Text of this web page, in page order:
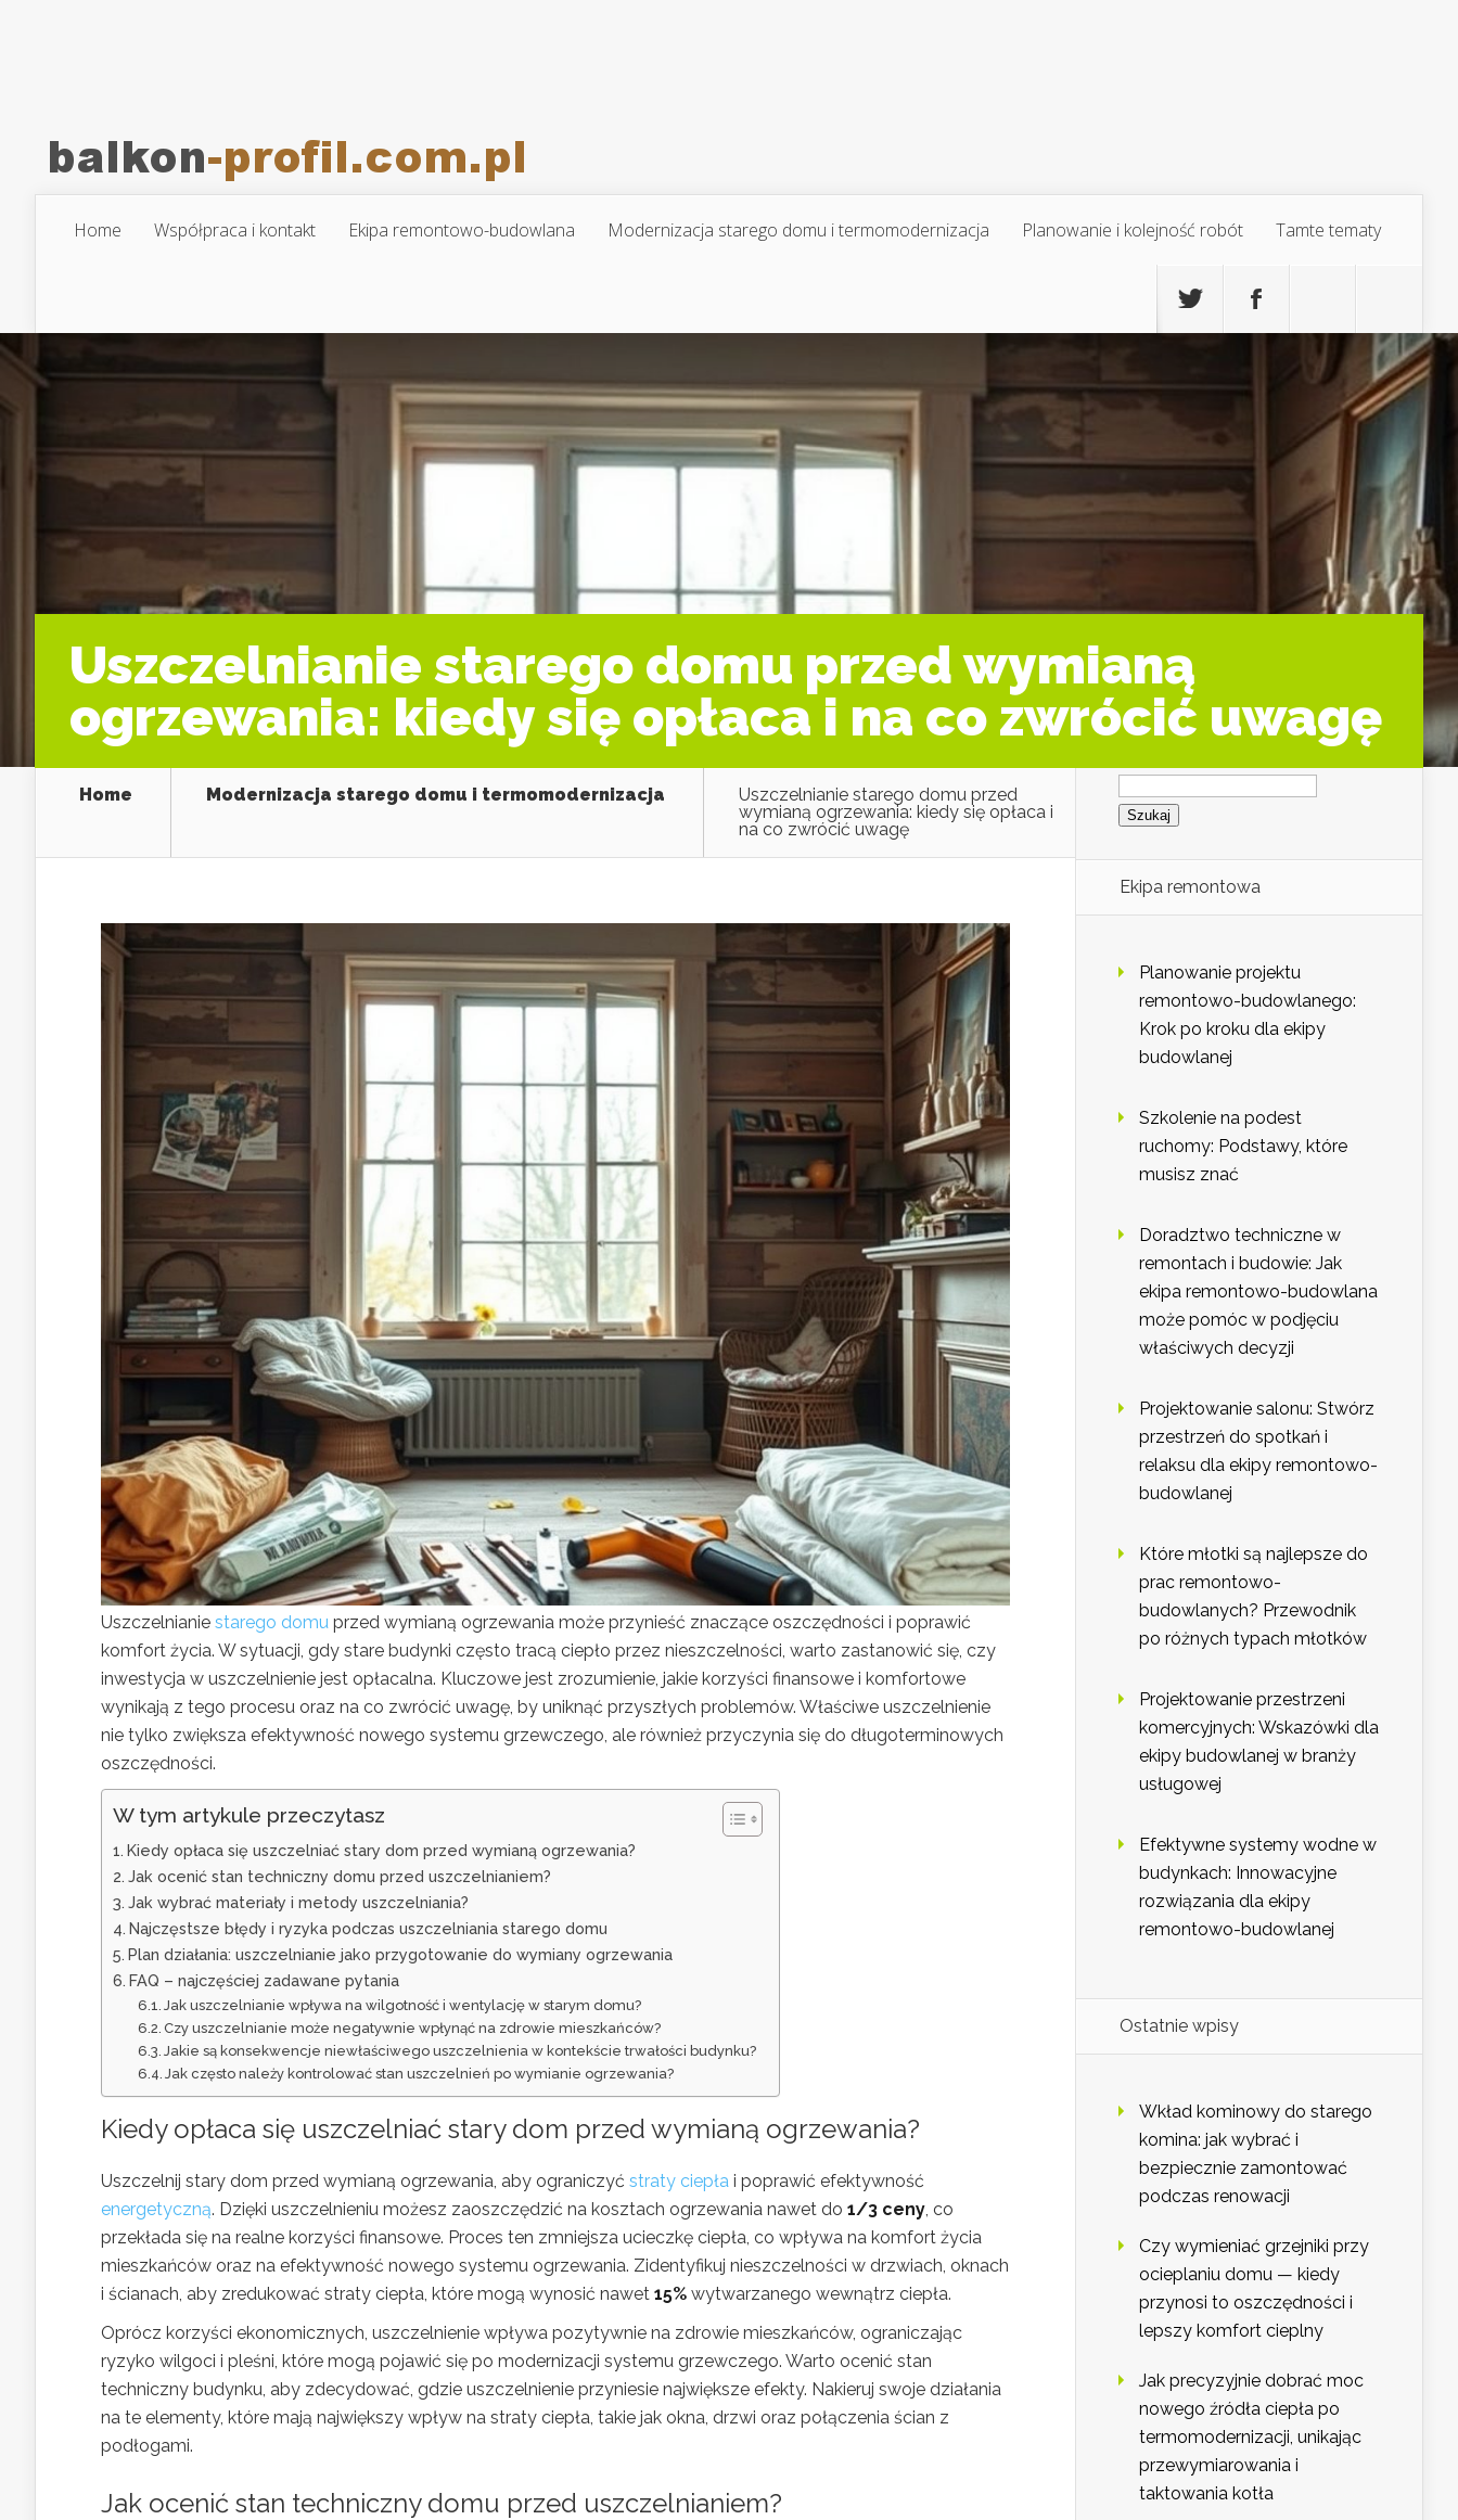
Home Współpraca i kontakt Ekipa remontowo-budowlana Modernizacja starego domu i termomodernizacja Planowanie i kolejność robót Tamte tematy
Uszczelnianie starego domu przed wymianą
ogrzewania: kiedy się opłaca i na co zwrócić uwagę
Home Modernizacja starego domu i termomodernizacja
Uszczelnianie starego domu przed
wymianą ogrzewania: kiedy się opłaca i
na co zwrócić uwagę
Uszczelnianie starego domu przed wymianą ogrzewania może przynieść znaczące oszczędności i poprawić
komfort życia. W sytuacji, gdy stare budynki często tracą ciepło przez nieszczelności, warto zastanowić się, czy
inwestycja w uszczelnienie jest opłacalna. Kluczowe jest zrozumienie, jakie korzyści finansowe i komfortowe
wynikają z tego procesu oraz na co zwrócić uwagę, by uniknąć przyszłych problemów. Właściwe uszczelnienie
nie tylko zwiększa efektywność nowego systemu grzewczego, ale również przyczynia się do długoterminowych
oszczędności.
W tym artykule przeczytasz
Kiedy opłaca się uszczelniać stary dom przed wymianą ogrzewania?
Jak ocenić stan techniczny domu przed uszczelnianiem?
Jak wybrać materiały i metody uszczelniania?
Najczęstsze błędy i ryzyka podczas uszczelniania starego domu
Plan działania: uszczelnianie jako przygotowanie do wymiany ogrzewania
FAQ – najczęściej zadawane pytania
Jak uszczelnianie wpływa na wilgotność i wentylację w starym domu?
Czy uszczelnianie może negatywnie wpłynąć na zdrowie mieszkańców?
Jakie są konsekwencje niewłaściwego uszczelnienia w kontekście trwałości budynku?
Jak często należy kontrolować stan uszczelnień po wymianie ogrzewania?
Kiedy opłaca się uszczelniać stary dom przed wymianą ogrzewania?
Uszczelnij stary dom przed wymianą ogrzewania, aby ograniczyć straty ciepła i poprawić efektywność
energetyczną. Dzięki uszczelnieniu możesz zaoszczędzić na kosztach ogrzewania nawet do 1/3 ceny , co
przekłada się na realne korzyści finansowe. Proces ten zmniejsza ucieczkę ciepła, co wpływa na komfort życia
mieszkańców oraz na efektywność nowego systemu ogrzewania. Zidentyfikuj nieszczelności w drzwiach, oknach
i ścianach, aby zredukować straty ciepła, które mogą wynosić nawet 15% wytwarzanego wewnątrz ciepła.
Oprócz korzyści ekonomicznych, uszczelnienie wpływa pozytywnie na zdrowie mieszkańców, ograniczając
ryzyko wilgoci i pleśni, które mogą pojawić się po modernizacji systemu grzewczego. Warto ocenić stan
techniczny budynku, aby zdecydować, gdzie uszczelnienie przyniesie największe efekty. Nakieruj swoje działania
na te elementy, które mają największy wpływ na straty ciepła, takie jak okna, drzwi oraz połączenia ścian z
podłogami.
Jak ocenić stan techniczny domu przed uszczelnianiem?
Szukaj:
Ekipa remontowa
Planowanie projektu
remontowo-budowlanego:
Krok po kroku dla ekipy
budowlanej
Szkolenie na podest
ruchomy: Podstawy, które
musisz znać
Doradztwo techniczne w
remontach i budowie: Jak
ekipa remontowo-budowlana
może pomóc w podjęciu
właściwych decyzji
Projektowanie salonu: Stwórz
przestrzeń do spotkań i
relaksu dla ekipy remontowo-
budowlanej
Które młotki są najlepsze do
prac remontowo-
budowlanych? Przewodnik
po różnych typach młotków
Projektowanie przestrzeni
komercyjnych: Wskazówki dla
ekipy budowlanej w branży
usługowej
Efektywne systemy wodne w
budynkach: Innowacyjne
rozwiązania dla ekipy
remontowo-budowlanej
Ostatnie wpisy
Wkład kominowy do starego
komina: jak wybrać i
bezpiecznie zamontować
podczas renowacji
Czy wymieniać grzejniki przy
ocieplaniu domu — kiedy
przynosi to oszczędności i
lepszy komfort cieplny
Jak precyzyjnie dobrać moc
nowego źródła ciepła po
termomodernizacji, unikając
przewymiarowania i
taktowania kotła